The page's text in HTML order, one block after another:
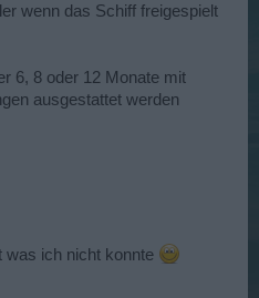
wenn das Schiff freigespielt
6, 8 oder 12 Monate mit
ausgestattet werden
was ich nicht konnte